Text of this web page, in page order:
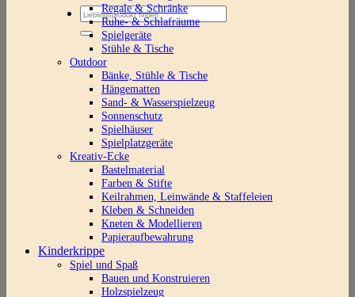
Suchen
nach:
Regale & Schränke
Ruhe- & Schlafräume
Spielgeräte
Stühle & Tische
Outdoor
Bänke, Stühle & Tische
Hängematten
Sand- & Wasserspielzeug
Sonnenschutz
Spielhäuser
Spielplatzgeräte
Kreativ-Ecke
Bastelmaterial
Farben & Stifte
Keilrahmen, Leinwände & Staffeleien
Kleben & Schneiden
Kneten & Modellieren
Papieraufbewahrung
Kinderkrippe
Spiel und Spaß
Bauen und Konstruieren
Holzspielzeug